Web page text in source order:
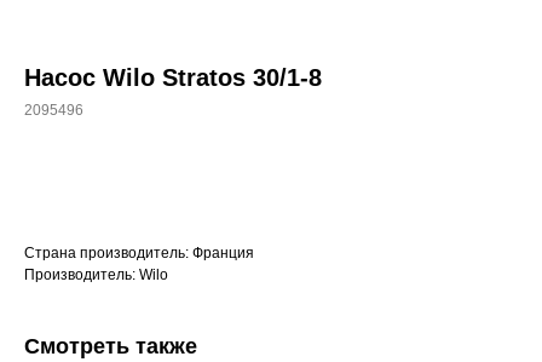
Насос Wilo Stratos 30/1-8
2095496
Страна производитель: Франция
Производитель: Wilo
Смотреть также